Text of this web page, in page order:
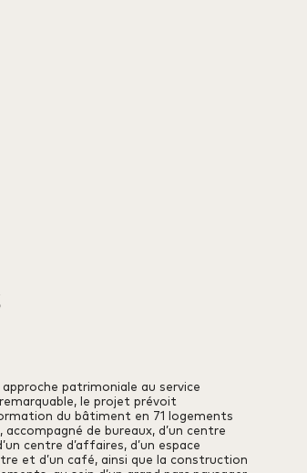
patrimoniale au service
le projet prévoit
du bâtiment en 71 logements
de bureaux, d’un centre
centre d’affaires, d’un espace
et d’un café, ainsi que la construction